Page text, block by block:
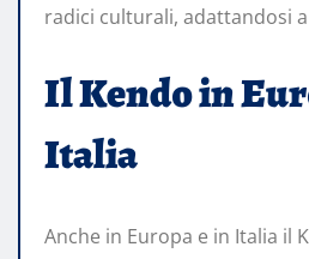
radici culturali, adattandosi
Il Kendo in
Italia
Anche in Europa e in Italia il